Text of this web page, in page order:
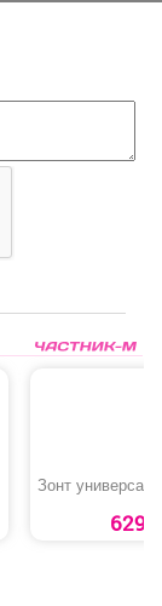
Зонт
629